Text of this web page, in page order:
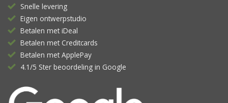
Snelle levering
Eigen ontwerpstudio
Betalen met iDeal
Betalen met Creditcards
Betalen met ApplePay
4.1/5 Ster beoordeling in Google